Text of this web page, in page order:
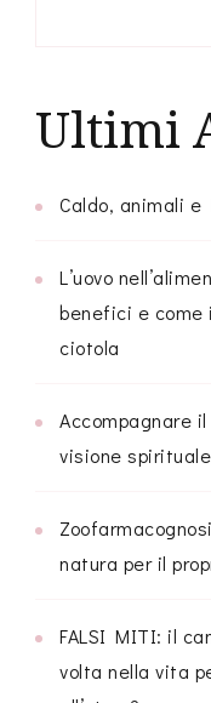
Ultimi
Caldo, animali
L’uovo
benefici e come
ciotola
Accompagnare
visione
natura per il
FALSI MITI: il
volta nella vita